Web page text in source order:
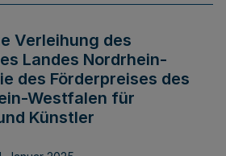
Verleihung des
Landes Nordrhein-
des Förderpreises des
Westfalen für
Künstler